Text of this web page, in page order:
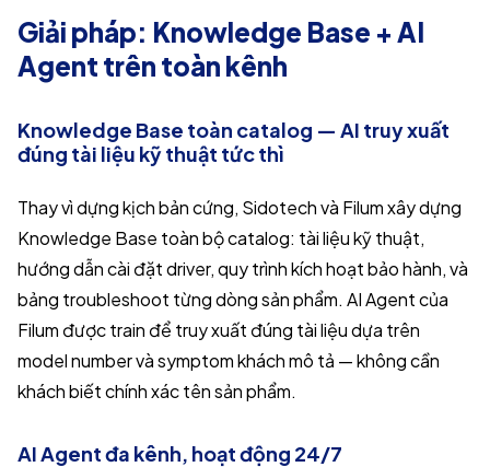
Giải pháp: Knowledge Base + AI
Agent trên toàn kênh
Knowledge Base toàn catalog — AI truy xuất
đúng tài liệu kỹ thuật tức thì
Thay vì dựng kịch bản cứng, Sidotech và Filum xây dựng
Knowledge Base toàn bộ catalog: tài liệu kỹ thuật,
hướng dẫn cài đặt driver, quy trình kích hoạt bảo hành, và
bảng troubleshoot từng dòng sản phẩm. AI Agent của
Filum được train để truy xuất đúng tài liệu dựa trên
model number và symptom khách mô tả — không cần
khách biết chính xác tên sản phẩm.
AI Agent đa kênh, hoạt động 24/7